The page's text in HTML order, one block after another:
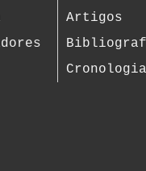
Artigos